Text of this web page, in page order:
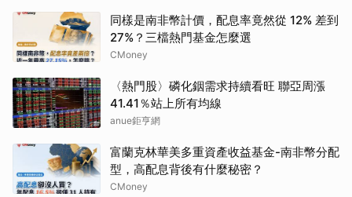
同樣是南非幣計價，配息率竟然從 12% 差到
27%？三檔熱門基金怎麼選
CMoney
〈熱門股〉磷化銦需求持續看旺 聯亞周漲
41.41％站上所有均線
anue鉅亨網
富蘭克林華美多重資產收益基金-南非幣分配
型，高配息背後有什麼秘密？
CMoney